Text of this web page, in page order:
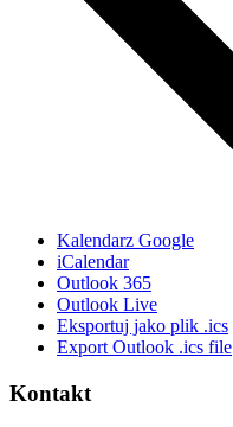
Kalendarz Google
iCalendar
Outlook 365
Outlook Live
Eksportuj jako plik .ics
Export Outlook .ics file
Kontakt